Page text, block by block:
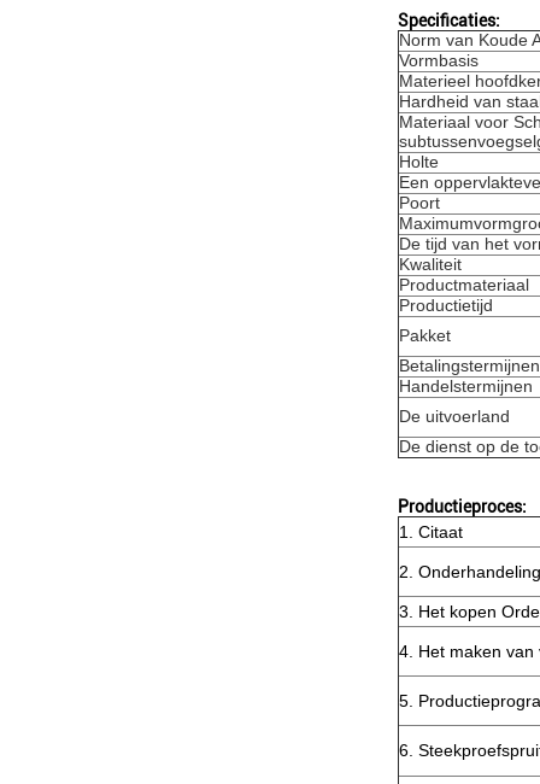
Specificaties:
Norm van Koude
Vormbasis
Materieel
Hardheid van
Materiaal voor
Holte
Een
Poort
De tijd van het
Kwaliteit
Productmateriaal
Productietijd
Pakket
Betalingstermijnen
Handelstermijnen
De uitvoerland
De dienst op de
Productieproces:
1. Citaat
2.
3. Het kopen Orde
4. Het maken van
5.
6.